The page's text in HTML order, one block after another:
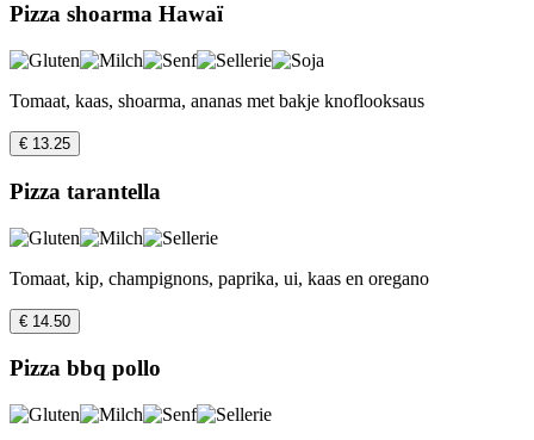
Pizza shoarma Hawaï
Tomaat, kaas, shoarma, ananas met bakje knoflooksaus
€ 13.25
Pizza tarantella
Tomaat, kip, champignons, paprika, ui, kaas en oregano
€ 14.50
Pizza bbq pollo